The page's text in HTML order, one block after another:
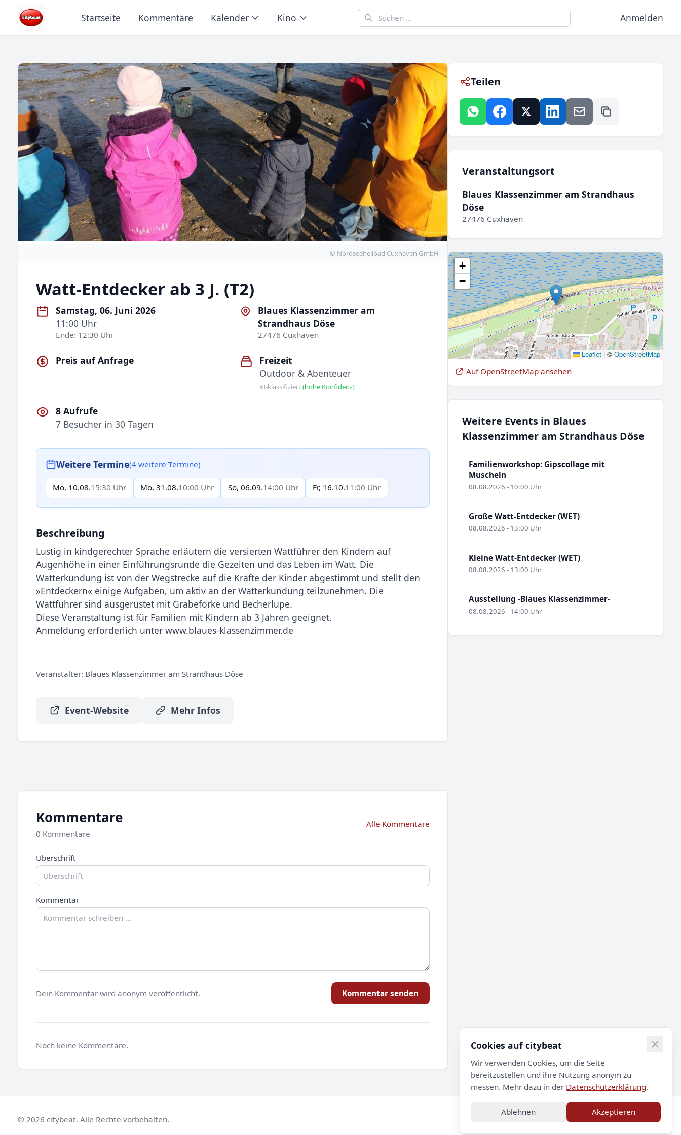
Startseite Kommentare Kalender Kino Anmelden
© Nordseeheilbad Cuxhaven GmbH
Watt-Entdecker ab 3 J. (T2)
Samstag, 06. Juni 2026
11:00 Uhr
Ende: 12:30 Uhr
Blaues Klassenzimmer am
Strandhaus Döse
27476 Cuxhaven
Preis auf Anfrage
Freizeit
Outdoor & Abenteuer
KI-klassifiziert(hohe Konfidenz)
8 Aufrufe
7 Besucher in 30 Tagen
Weitere Termine(4 weitere Termine)
Mo, 10.08.15:30 Uhr Mo, 31.08.10:00 Uhr So, 06.09.14:00 Uhr Fr, 16.10.11:00 Uhr
Beschreibung
Lustig in kindgerechter Sprache erläutern die versierten Wattführer den Kindern auf
Augenhöhe in einer Einführungsrunde die Gezeiten und das Leben im Watt. Die
Watterkundung ist von der Wegstrecke auf die Kräfte der Kinder abgestimmt und stellt den
»Entdeckern« einige Aufgaben, um aktiv an der Watterkundung teilzunehmen. Die
Wattführer sind ausgerüstet mit Grabeforke und Becherlupe.
Diese Veranstaltung ist für Familien mit Kindern ab 3 Jahren geeignet.
Anmeldung erforderlich unter www.blaues-klassenzimmer.de
Veranstalter: Blaues Klassenzimmer am Strandhaus Döse
Event-Website Mehr Infos
Teilen
Veranstaltungsort
Blaues Klassenzimmer am Strandhaus
Döse
27476 Cuxhaven
+
−
Leaflet |© OpenStreetMap
Auf OpenStreetMap ansehen
Weitere Events in Blaues
Klassenzimmer am Strandhaus Döse
Familienworkshop: Gipscollage mit
Muscheln
08.08.2026 - 10:00 Uhr
Große Watt-Entdecker (WET)
08.08.2026 - 13:00 Uhr
Kleine Watt-Entdecker (WET)
08.08.2026 - 13:00 Uhr
Ausstellung -Blaues Klassenzimmer-
08.08.2026 - 14:00 Uhr
Kommentare
0 Kommentare
Alle Kommentare
Überschrift
Kommentar
Dein Kommentar wird anonym veröffentlicht. Kommentar senden
Noch keine Kommentare.
© 2026 citybeat. Alle Rechte vorbehalten. Impressum Datenschutz Kontakt
Cookies auf citybeat
Wir verwenden Cookies, um die Seite
bereitzustellen und ihre Nutzung anonym zu
messen. Mehr dazu in der Datenschutzerklärung.
Ablehnen Akzeptieren